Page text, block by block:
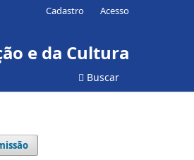
e da Cultura
Buscar
Cadastro Acesso